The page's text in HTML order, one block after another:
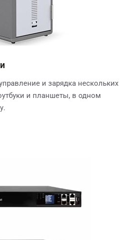
и зарядка нескольких
и планшеты, в одном